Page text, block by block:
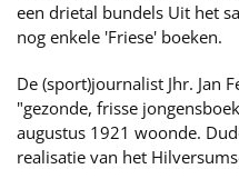
een drietal bundels Uit het
nog enkele 'Friese' boeken.
De (sport)journalist Jhr. Jan
"gezonde, frisse
augustus 1921 woonde.
realisatie van het